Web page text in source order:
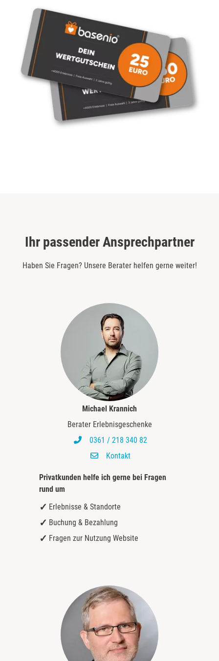
Ihr passender Ansprechpartner
Haben Sie Fragen? Unsere Berater helfen gerne weiter!
Michael Krannich
Berater Erlebnisgeschenke
0361 / 218 340 82
Kontakt
Privatkunden helfe ich gerne bei Fragen
rund um
Erlebnisse & Standorte
Buchung & Bezahlung
Fragen zur Nutzung Website